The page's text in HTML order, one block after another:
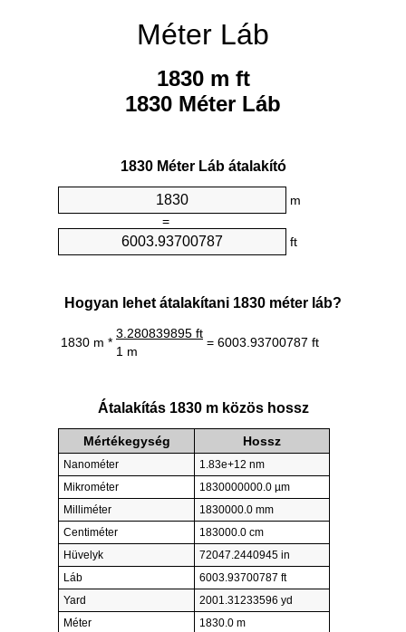
Méter Láb
1830 m ft
1830 Méter Láb
1830 Méter Láb átalakító
m
=
ft
Hogyan lehet átalakítani 1830 méter láb?
1830 m *
3.280839895 ft
= 6003.93700787 ft
1 m
Átalakítás 1830 m közös hossz
Mértékegység Hossz
Nanométer
1.83e+12 nm
Mikrométer
1830000000.0 µm
Milliméter
1830000.0 mm
Centiméter
183000.0 cm
Hüvelyk
72047.2440945 in
Láb
6003.93700787 ft
Yard
2001.31233596 yd
Méter
1830.0 m